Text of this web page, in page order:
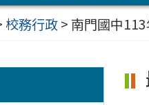
校務行政>南門國中